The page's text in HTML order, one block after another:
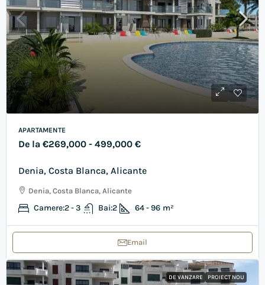
APARTAMENTE
De la €269,000 - 499,000 €
Denia, Costa Blanca, Alicante
Denia, Costa Blanca, Alicante
Camere:2 - 3 Bai:2 64 - 96 m²
Email
DE VANZARE PROIECT NOU